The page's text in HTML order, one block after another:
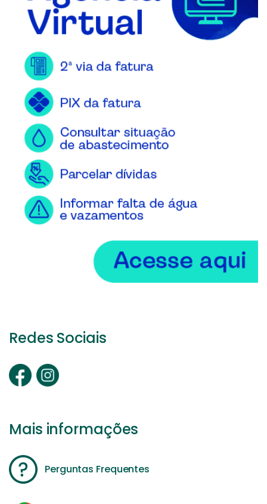
Redes Sociais
Mais informações
Perguntas Frequentes